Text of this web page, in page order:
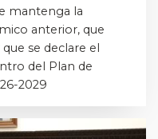
mantenga la
anterior, que
se declare el
del Plan de
2029